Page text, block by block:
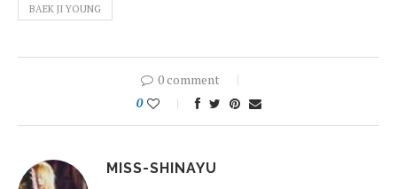
BAEK JI YOUNG
0 comment
0
MISS-SHINAYU